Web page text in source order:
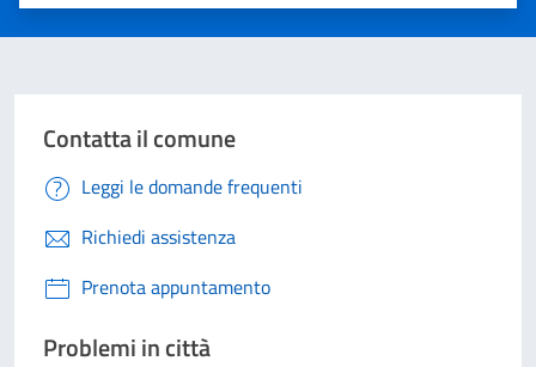
Contatta il comune
Leggi le domande frequenti
Richiedi assistenza
Prenota appuntamento
Problemi in città